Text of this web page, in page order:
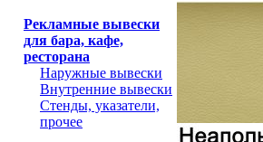
Рекламные вывески
для бара, кафе,
ресторана
Наружные вывески
Внутренние вывески
Стенды, указатели,
прочее